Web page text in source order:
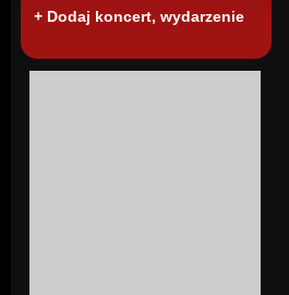
+ Dodaj koncert, wydarzenie